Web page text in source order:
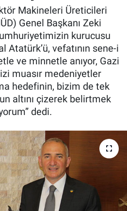
Makineleri Üreticileri
Genel Başkanı Zeki
kurucusu
Atatürk’ü, vefatının sene-i
ve minnetle anıyor, Gazi
muasır medeniyetler
hedefinin, bizim de tek
altını çizerek belirtmek
dedi.